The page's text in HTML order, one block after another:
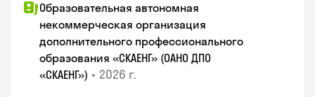
Образовательная автономная
некоммерческая организация
дополнительного профессионального
образования «СКАЕНГ» (ОАНО ДПО
«СКАЕНГ») • 2026 г.